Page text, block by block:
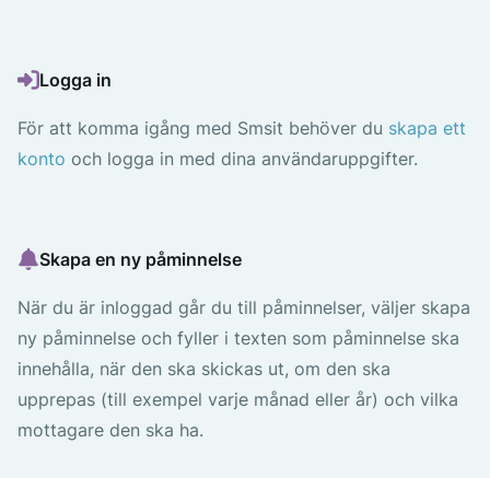
Logga in
För att komma igång med Smsit behöver du skapa ett
konto och logga in med dina användaruppgifter.
Skapa en ny påminnelse
När du är inloggad går du till påminnelser, väljer skapa
ny påminnelse och fyller i texten som påminnelse ska
innehålla, när den ska skickas ut, om den ska
upprepas (till exempel varje månad eller år) och vilka
mottagare den ska ha.